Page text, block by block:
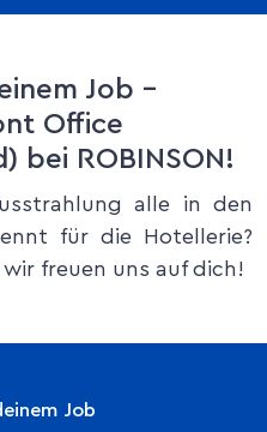
Job –
Office
bei ROBINSON!
alle in den
für die Hotellerie?
freuen uns auf dich!
Job